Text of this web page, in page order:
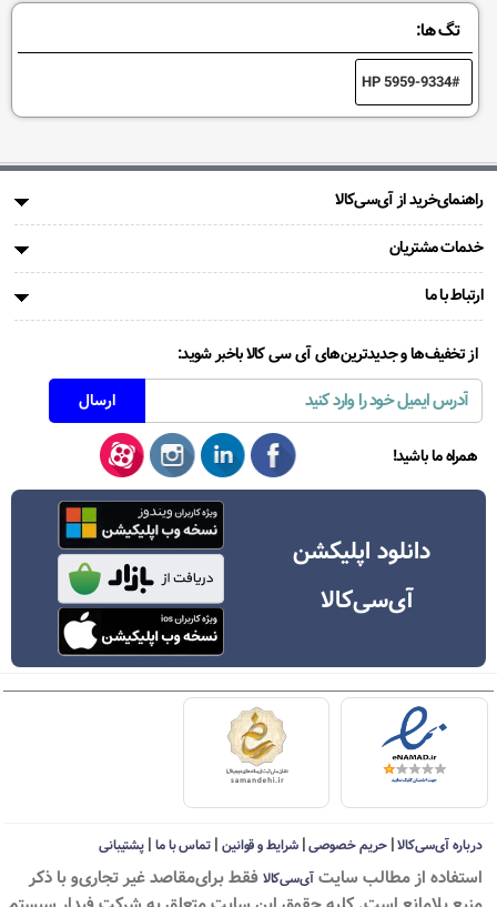
تگ ها:
HP 5959-9334
راهنمای‌خرید از آی‌سی‌کالا
خدمات مشتریان
ارتباط با ما
از تخفیف‌ها و جدیدترین‌های آی سی کالا باخبر شوید:
همراه ما باشید!
دانلود اپلیکشن
آی‌سی‌کالا
درباره آی‌سی‌کالا|حریم خصوصی|شرایط و قوانین | تماس با ما| پشتیبانی
استفاده از مطالب سايت آی‌سی‌کالا فقط برای‌مقاصد غیر تجاری‌و با ذکر